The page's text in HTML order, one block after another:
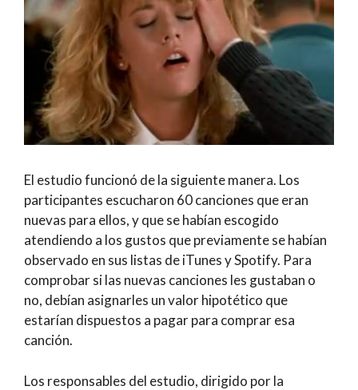
El estudio funcionó de la siguiente manera. Los
participantes escucharon 60 canciones que eran
nuevas para ellos, y que se habían escogido
atendiendo a los gustos que previamente se habían
observado en sus listas de iTunes y Spotify. Para
comprobar si las nuevas canciones les gustaban o
no, debían asignarles un valor hipotético que
estarían dispuestos a pagar para comprar esa
canción.
Los responsables del estudio, dirigido por la